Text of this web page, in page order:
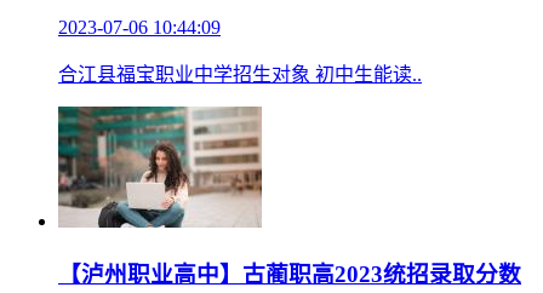
2023-07-06 10:44:09
合江县福宝职业中学招生对象 初中生能读..
【泸州职业高中】古蔺职高2023统招录取分数